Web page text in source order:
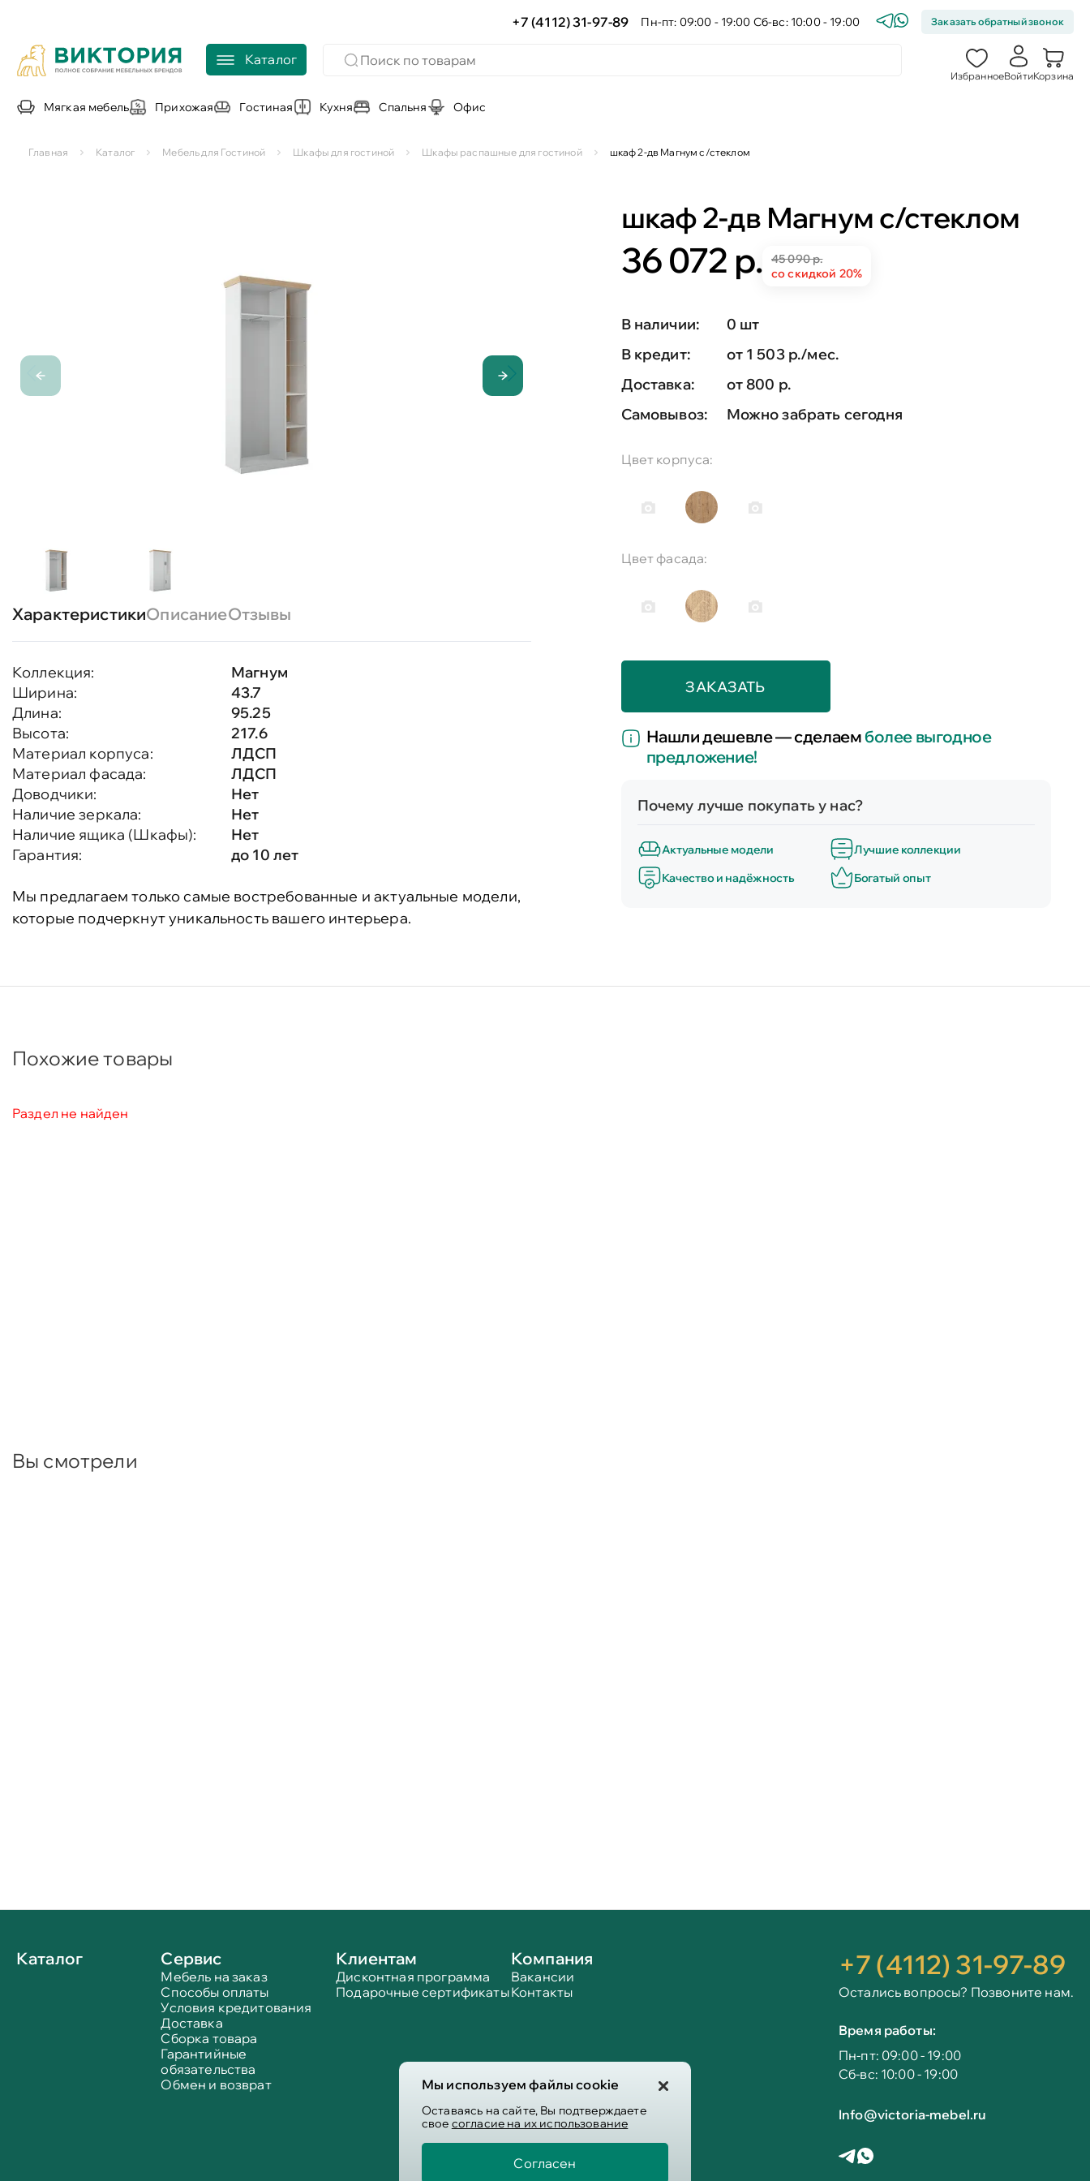
+7 (4112) 31-97-89 Пн-пт: 09:00 - 19:00 Сб-вс: 10:00 - 19:00 Заказать обратный звонок
Каталог
ИзбранноеВойтиКорзина
Мягкая мебель Прихожая Гостиная Кухня Спальня Офис
Мы используем файлы cookie
Оставаясь на сайте, Вы подтверждаете
свое согласие на их использование
Согласен
Главная Каталог Мебель для Гостиной Шкафы для гостиной Шкафы распашные для гостиной шкаф 2-дв Магнум с/стеклом
ХарактеристикиОписаниеОтзывы
Коллекция:
Магнум
Ширина:
43.7
Длина:
95.25
Высота:
217.6
Материал корпуса:
ЛДСП
Материал фасада:
ЛДСП
Доводчики:
Нет
Наличие зеркала:
Нет
Наличие ящика (Шкафы):
Нет
Гарантия:
до 10 лет
Мы предлагаем только самые востребованные и актуальные модели,
которые подчеркнут уникальность вашего интерьера.
шкаф 2-дв Магнум с/стеклом
36 072 р.
45 090 р.
со скидкой 20%
В наличии:
0 шт
В кредит:
от 1 503 р./мес.
Доставка:
от 800 р.
Самовывоз:
Можно забрать сегодня
Цвет корпуса:
Цвет фасада:
ЗАКАЗАТЬ
Нашли дешевле — сделаемболее выгодное
предложение!
Почему лучше покупать у нас?
Актуальные модели
Лучшие коллекции
Качество и надёжность
Богатый опыт
Похожие товары
Раздел не найден
Вы смотрели
Каталог Сервис
Мебель на заказ
Способы оплаты
Условия кредитования
Доставка
Сборка товара
Гарантийные
обязательства
Обмен и возврат
Клиентам
Дисконтная программа
Подарочные сертификаты
Компания
Вакансии
Контакты
+7 (4112) 31-97-89
Остались вопросы? Позвоните нам.
Время работы:
Пн-пт: 09:00 - 19:00
Сб-вс: 10:00 - 19:00
Info@victoria-mebel.ru